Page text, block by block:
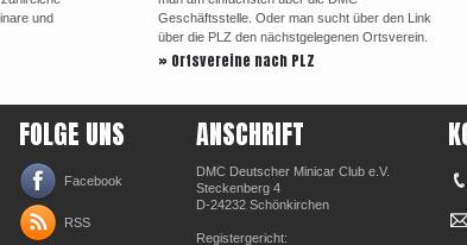
und
Geschäftsstelle. Oder man sucht über den Link
über die PLZ den nächstgelegenen Ortsverein.
» Ortsvereine nach PLZ
FOLGE UNS
Facebook
RSS
ANSCHRIFT
DMC Deutscher Minicar Club e.V.
Steckenberg 4
D-24232 Schönkirchen
Registergericht: